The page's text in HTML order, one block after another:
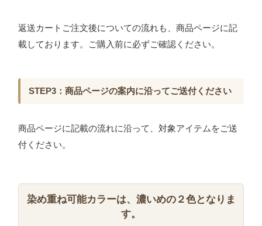
返送カートご注文後についての流れも、商品ページに記
載しております。ご購入前に必ずご確認ください。
STEP3：商品ページの案内に沿ってご送付ください
商品ページに記載の流れに沿って、対象アイテムをご送
付ください。
染め重ね可能カラーは、濃いめの２色となりま
す。